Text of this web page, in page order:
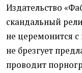
Издательство «
скандальный
не церемонится
не брезгует
проводит